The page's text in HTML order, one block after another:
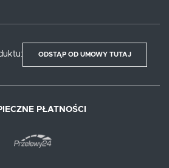
ODSTĄP OD UMOWY TUTAJ
PŁATNOŚCI